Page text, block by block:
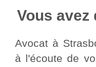
Vous avez
Avocat à
à l'écoute de